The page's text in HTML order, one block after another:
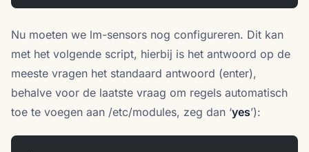
Nu moeten we lm-sensors nog configureren. Dit kan
met het volgende script, hierbij is het antwoord op de
meeste vragen het standaard antwoord (enter),
behalve voor de laatste vraag om regels automatisch
toe te voegen aan /etc/modules, zeg dan ‘yes’):